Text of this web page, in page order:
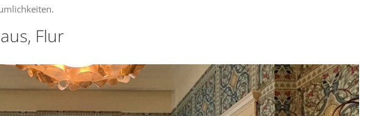
Flur